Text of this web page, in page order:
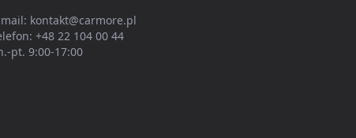
kontakt@carmore.pl
+48 22 104 00 44
pt. 9:00-17:00